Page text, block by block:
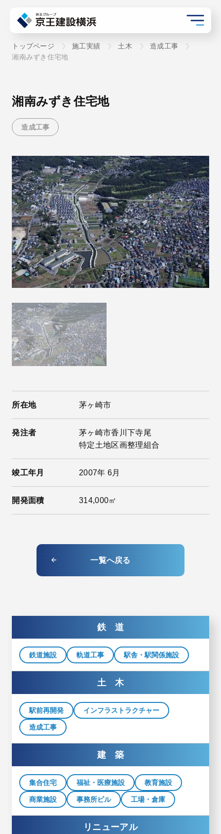
トップページ 施工実績 土木
造成工事
湘南みずき住宅地
湘南みずき住宅地
造成工事
所在地 茅ヶ崎市
発注者
茅ヶ崎市香川下寺尾
特定土地区画整理組合
竣工年月 2007年 6月
開発面積 314,000㎡
一覧へ戻る
鉄 道
鉄道施設 軌道工事 駅舎・駅関係施設
土 木
駅前再開発 インフラストラクチャー
造成工事
建 築
集合住宅 福祉・医療施設 教育施設
商業施設 事務所ビル 工場・倉庫
リニューアル